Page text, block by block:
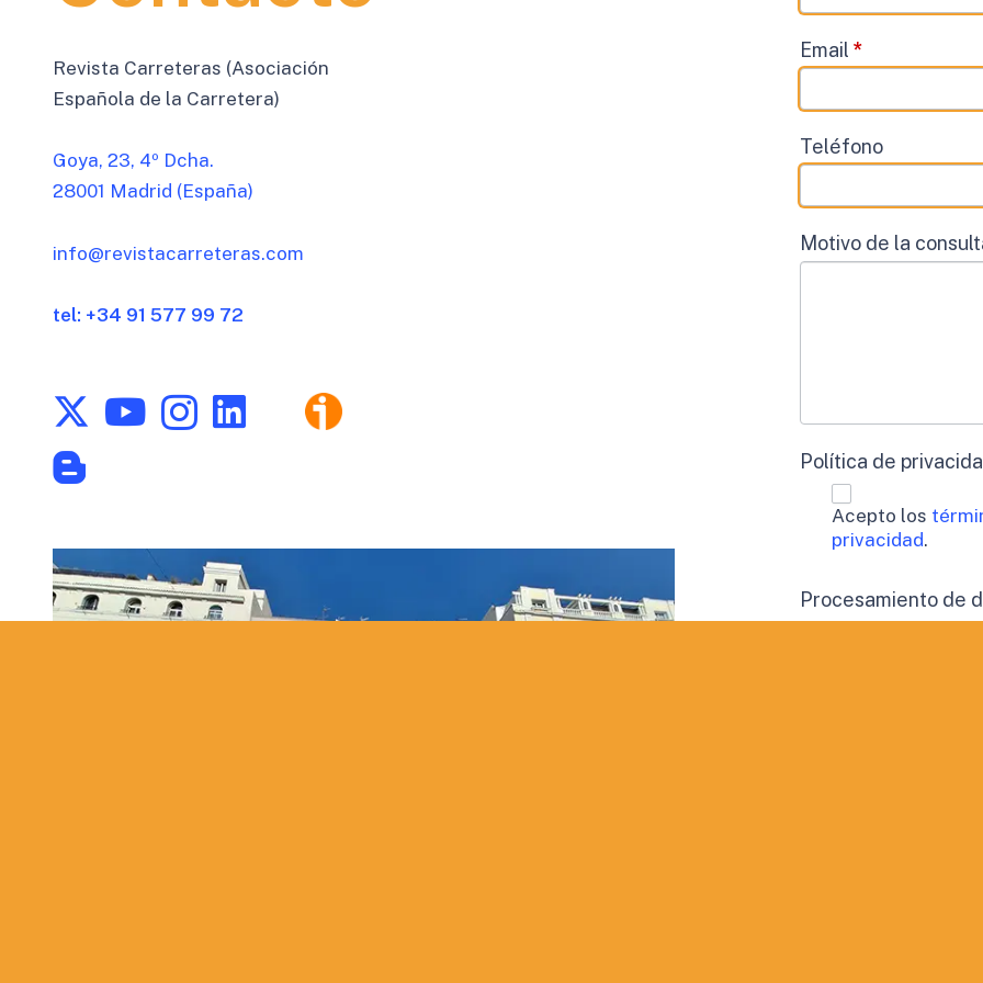
Revista Carreteras (Asociación
Española de la Carretera)
Goya, 23, 4º Dcha.
28001 Madrid (España)
info@revistacarreteras.com
tel: +34 91 577 99 72
Email *
Teléfono
Motivo de la
Política de
Acepto los
privacidad.
Procesamiento de